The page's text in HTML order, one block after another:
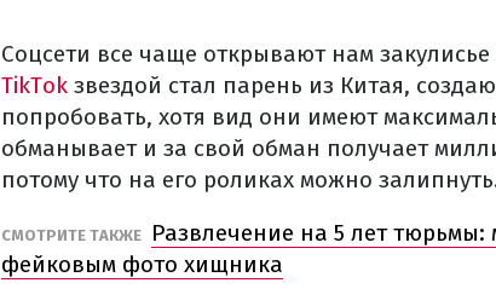
Соцсети все чаще открывают нам
TikTok звездой стал парень из Китая,
попробовать, хотя вид они имеют
обманывает и за свой обман получает
потому что на его роликах можно
СМОТРИТЕ ТАКЖЕ
Развлечение на 5 лет
фейковым фото хищника